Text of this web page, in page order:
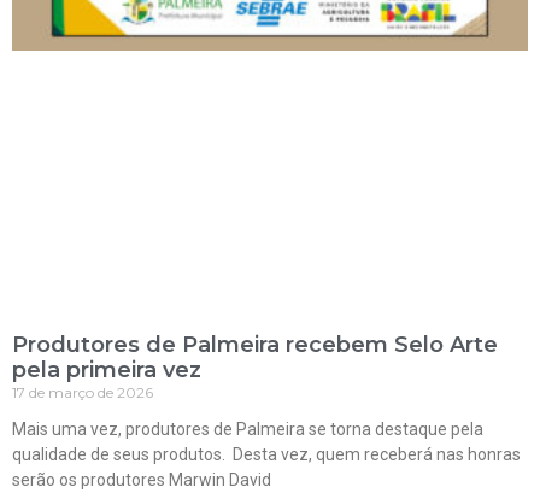
Produtores de Palmeira recebem Selo Arte
pela primeira vez
17 de março de 2026
Mais uma vez, produtores de Palmeira se torna destaque pela
qualidade de seus produtos. Desta vez, quem receberá nas honras
serão os produtores Marwin David